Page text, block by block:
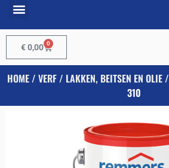
€0,00 0
HOME/ VERF/ LAKKEN, BEITSEN EN OLIE/
310